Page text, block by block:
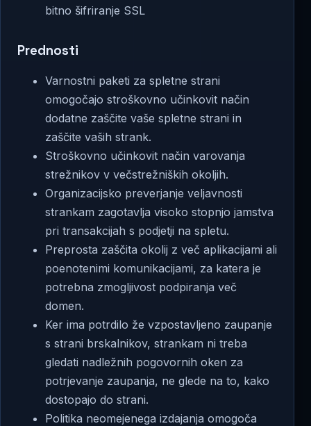
bitno šifriranje SSL
Prednosti
Varnostni paketi za spletne strani
omogočajo stroškovno učinkovit način
dodatne zaščite vaše spletne strani in
zaščite vaših strank.
Stroškovno učinkovit način varovanja
strežnikov v večstrežniških okoljih.
Organizacijsko preverjanje veljavnosti
strankam zagotavlja visoko stopnjo jamstva
pri transakcijah s podjetji na spletu.
Preprosta zaščita okolij z več aplikacijami ali
poenotenimi komunikacijami, za katera je
potrebna zmogljivost podpiranja več
domen.
Ker ima potrdilo že vzpostavljeno zaupanje
s strani brskalnikov, strankam ni treba
gledati nadležnih pogovornih oken za
potrjevanje zaupanja, ne glede na to, kako
dostopajo do strani.
Politika neomejenega izdajanja omogoča